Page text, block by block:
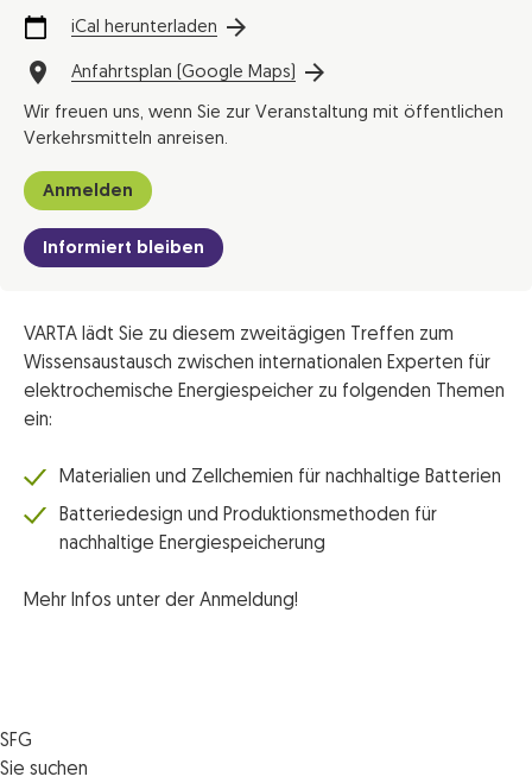
iCal herunterladen
Anfahrtsplan (Google Maps)
Wir freuen uns, wenn Sie zur Veranstaltung mit öffentlichen
Verkehrsmitteln anreisen.
Anmelden
Informiert bleiben
VARTA lädt Sie zu diesem zweitägigen Treffen zum
Wissensaustausch zwischen internationalen Experten für
elektrochemische Energiespeicher zu folgenden Themen
ein:
Materialien und Zellchemien für nachhaltige Batterien
Batteriedesign und Produktionsmethoden für
nachhaltige Energiespeicherung
Mehr Infos unter der Anmeldung!
SFG
Die SFG
Sie suchen